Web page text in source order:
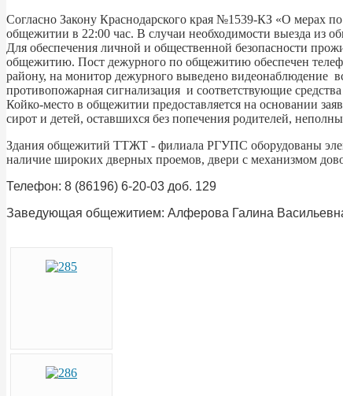
Согласно Закону Краснодарского края №1539-КЗ «О мерах
общежитии в 22:00 час. В случаи необходимости выезда из
Для обеспечения личной и общественной безопасности
общежитию. Пост дежурного по общежитию обеспечен
району, на монитор дежурного выведено видеонаблюдение
противопожарная сигнализация и соответствующие
Койко-место в общежитии предоставляется на основании
сирот и детей, оставшихся без попечения родителей,
Здания общежитий ТТЖТ - филиала РГУПС оборудованы
наличие широких дверных проемов, двери с механизмом
Телефон: 8 (86196) 6-20-03 доб. 129
Заведующая общежитием: Алферова Галина